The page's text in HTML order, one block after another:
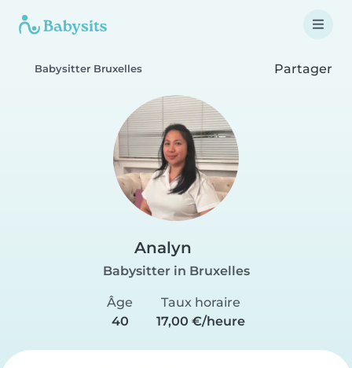
Babysitter Bruxelles Partager
Analyn
Babysitter in Bruxelles
Âge
40
Taux horaire
17,00 €/heure